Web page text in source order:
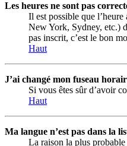
Les heures ne sont pas
Il est possible que
New York, Sydney, etc.)
pas inscrit, c’est le bon
Haut
J’ai changé mon fuseau
Si vous êtes sûr d’avoir
Haut
Ma langue n’est pas dans la
La raison la plus probable